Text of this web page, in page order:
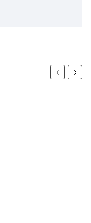
PreviousNext